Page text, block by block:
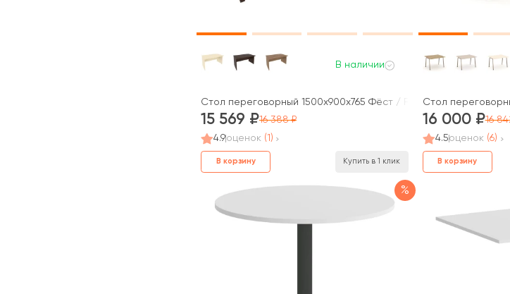
В наличии
Стол переговорный 1500x900x765 Фёст / First
15 569
16 388
4.9оценок (1)
В корзину Купить в 1 клик
Стол
16 000
16
4.5оценок (6)
В корзину
%